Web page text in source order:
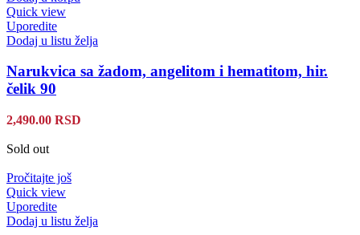
Quick view
Uporedite
Dodaj u listu želja
Narukvica sa žadom, angelitom i hematitom, hir.
čelik 90
2,490.00 RSD
Sold out
Pročitajte još
Quick view
Uporedite
Dodaj u listu želja